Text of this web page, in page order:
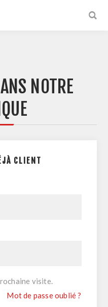
NOTRE
CLIENT
visite.
Mot de passe oublié ?